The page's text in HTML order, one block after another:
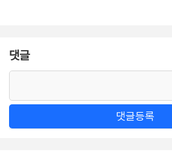
댓글
댓글등록